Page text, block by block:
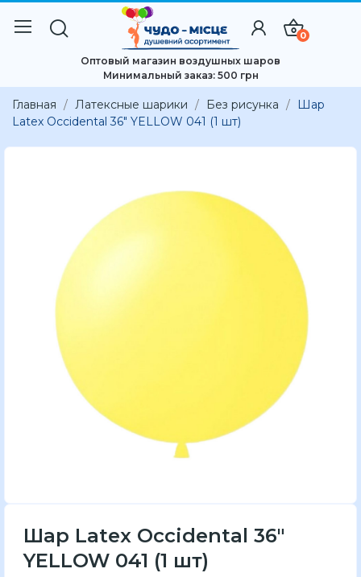
0
Оптовый магазин воздушных шаров
Минимальный заказ: 500 грн
Главная Латексные шарики Без рисунка
Шар
Latex Occidental 36" YELLOW 041 (1 шт)
Шар Latex Occidental 36"
YELLOW 041 (1 шт)